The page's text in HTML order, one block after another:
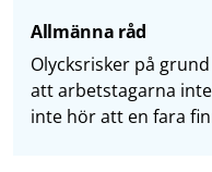
Allmänna råd
Olycksrisker på
att arbetstagarna
inte hör att en fara